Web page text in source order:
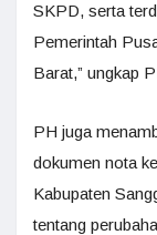
SKPD, serta
Pemerintah
Barat,” ungkap
PH juga
dokumen nota
Kabupaten
tentang